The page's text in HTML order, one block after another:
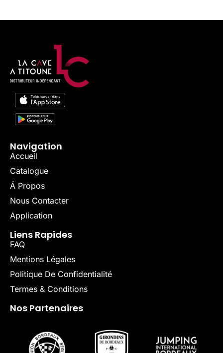
Navigation
Accueil
Catalogue
Á Propos
Nous Contacter
Application
Liens Rapides
FAQ
Mentions Légales
Politique De Confidentialité
Termes & Conditions
Nos Partenaires